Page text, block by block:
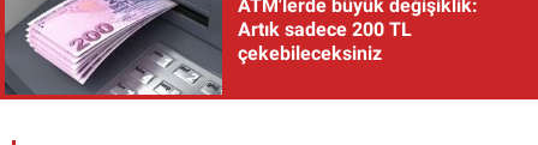
ATM'lerde büyük değişiklik:
Artık sadece 200 TL
çekebileceksiniz